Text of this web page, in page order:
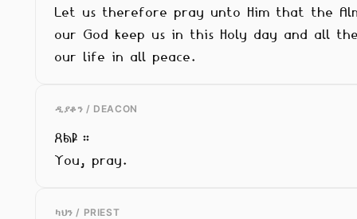
Let us therefore pray unto Him that the
our God keep us in this Holy day and all
our life in all peace.
ዲያቆን / DEACON
ጸልዩ።
You, pray.
ካህን / PRIEST